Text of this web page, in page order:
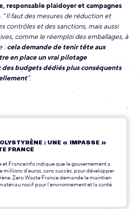
responsable plaidoyer et campagnes
. “Il faut des mesures de réduction et
contrôles et des sanctions, mais aussi
comme le réemploi des emballages, à
:cela demande de tenir tête aux
en place un vrai pilotage
des budgets dédiés plus conséquents
”.
: UNE « IMPASSE »
FRANCE
et Franceinfo indique que le gouvernement a
millions d’euros, sans succès, pour développer
Zero Waste France demande le maintien
nocif pour l’environnement et la santé